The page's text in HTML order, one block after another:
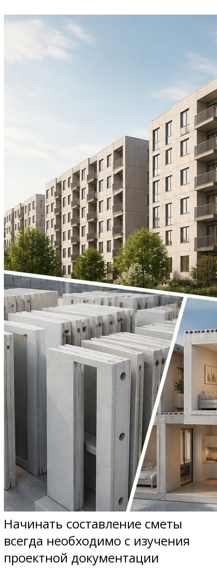
Начинать составление сметы
всегда необходимо с изучения
проектной документации